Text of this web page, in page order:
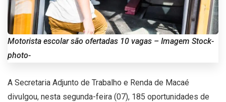
Motorista escolar são ofertadas 10 vagas – Imagem Stock-
photo-
A Secretaria Adjunto de Trabalho e Renda de Macaé
divulgou, nesta segunda-feira (07), 185 oportunidades de